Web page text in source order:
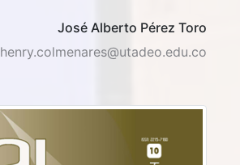
José Alberto Pérez Toro
henry.colmenares@utadeo.edu.co